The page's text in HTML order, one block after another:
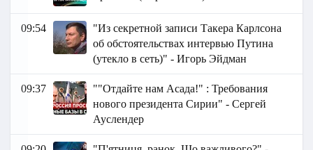
09:54
"Из секретной записи Такера Карлсона
об обстоятельствах интервью Путина
(утекло в сеть)" - Игорь Эйдман
09:37
""Отдайте нам Асада!" : Требования
нового президента Сирии" - Сергей
Ауслендер